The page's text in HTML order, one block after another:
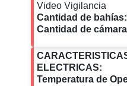
Video Vigilancia
Cantidad de bahías:
Cantidad de
ELECTRICAS:
Temperatura de